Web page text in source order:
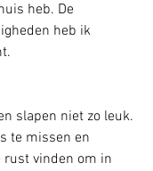
heb. De
heb ik
slapen niet zo leuk.
te missen en
vinden om in